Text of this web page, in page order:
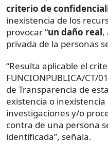
criterio de
inexistencia de los
provocar “un daño real,
privada de la personas
“Resulta aplicable el
FUNCIONPUBLICA/CT/
de Transparencia de
existencia o
investigaciones y/o
contra de una persona
identificada”, señala.